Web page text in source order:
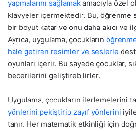
yapmalarını sağlamak amacıyla özel
klavyeler içermektedir. Bu, öğrenme
bir boyut katar ve onu daha akıcı ve
Ayrıca, uygulama, çocukların
hale getiren resimler ve seslerle
oyunları içerir. Bu sayede çocuklar,
becerilerini geliştirebilirler.
Uygulama, çocukların ilerlemelerini
yönlerini pekiştirip zayıf yönlerini
tanır. Her matematik etkinliği için